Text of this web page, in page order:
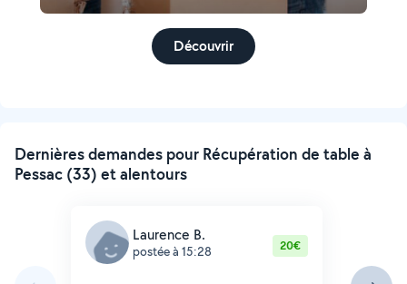
Découvrir
Dernières demandes pour Récupération de table à
Pessac (33) et alentours
Laurence B.
postée à 15:28 20€